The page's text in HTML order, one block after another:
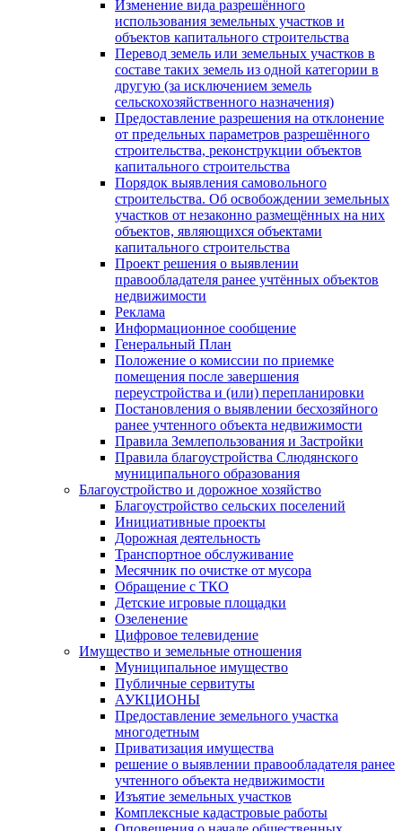
Изменение вида разрешённого
использования земельных участков и
объектов капитального строительства
Перевод земель или земельных участков в
составе таких земель из одной категории в
другую (за исключением земель
сельскохозяйственного назначения)
Предоставление разрешения на отклонение
от предельных параметров разрешённого
строительства, реконструкции объектов
капитального строительства
Порядок выявления самовольного
строительства. Об освобождении земельных
участков от незаконно размещённых на них
объектов, являющихся объектами
капитального строительства
Проект решения о выявлении
правообладателя ранее учтённых объектов
недвижимости
Реклама
Информационное сообщение
Генеральный План
Положение о комиссии по приемке
помещения после завершения
переустройства и (или) перепланировки
Постановления о выявлении бесхозяйного
ранее учтенного объекта недвижимости
Правила Землепользования и Застройки
Правила благоустройства Слюдянского
муниципального образования
Благоустройство и дорожное хозяйство
Благоустройство сельских поселений
Инициативные проекты
Дорожная деятельность
Транспортное обслуживание
Месячник по очистке от мусора
Обращение с ТКО
Детские игровые площадки
Озеленение
Цифровое телевидение
Имущество и земельные отношения
Муниципальное имущество
Публичные сервитуты
АУКЦИОНЫ
Предоставление земельного участка
многодетным
Приватизация имущества
решение о выявлении правообладателя ранее
учтенного объекта недвижимости
Изъятие земельных участков
Комплексные кадастровые работы